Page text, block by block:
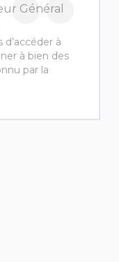
Général
à
à bien des
par la